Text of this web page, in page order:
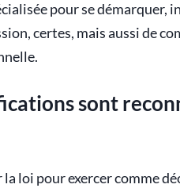
pour se démarquer,
certes, mais aussi de
sont
loi pour exercer comme